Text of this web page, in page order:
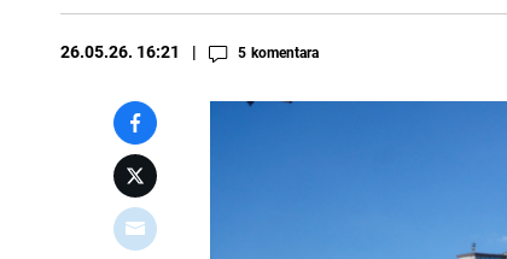
26.05.26. 16:21 5 komentara